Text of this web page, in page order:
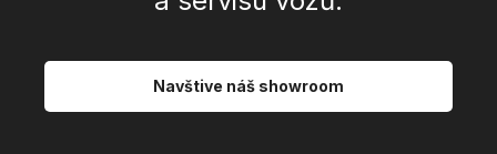
Navštive náš showroom